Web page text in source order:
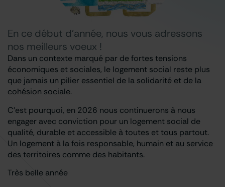
En ce début d’année, nous vous adressons
nos meilleurs voeux !
Dans un contexte marqué par de fortes tensions
économiques et sociales, le logement social reste plus
que jamais un pilier essentiel de la solidarité et de la
cohésion sociale.
C’est pourquoi, en 2026 nous continuerons à nous
engager avec conviction pour un logement social de
qualité, durable et accessible à toutes et tous partout.
Un logement à la fois responsable, humain et au service
des territoires comme des habitants.
Très belle année